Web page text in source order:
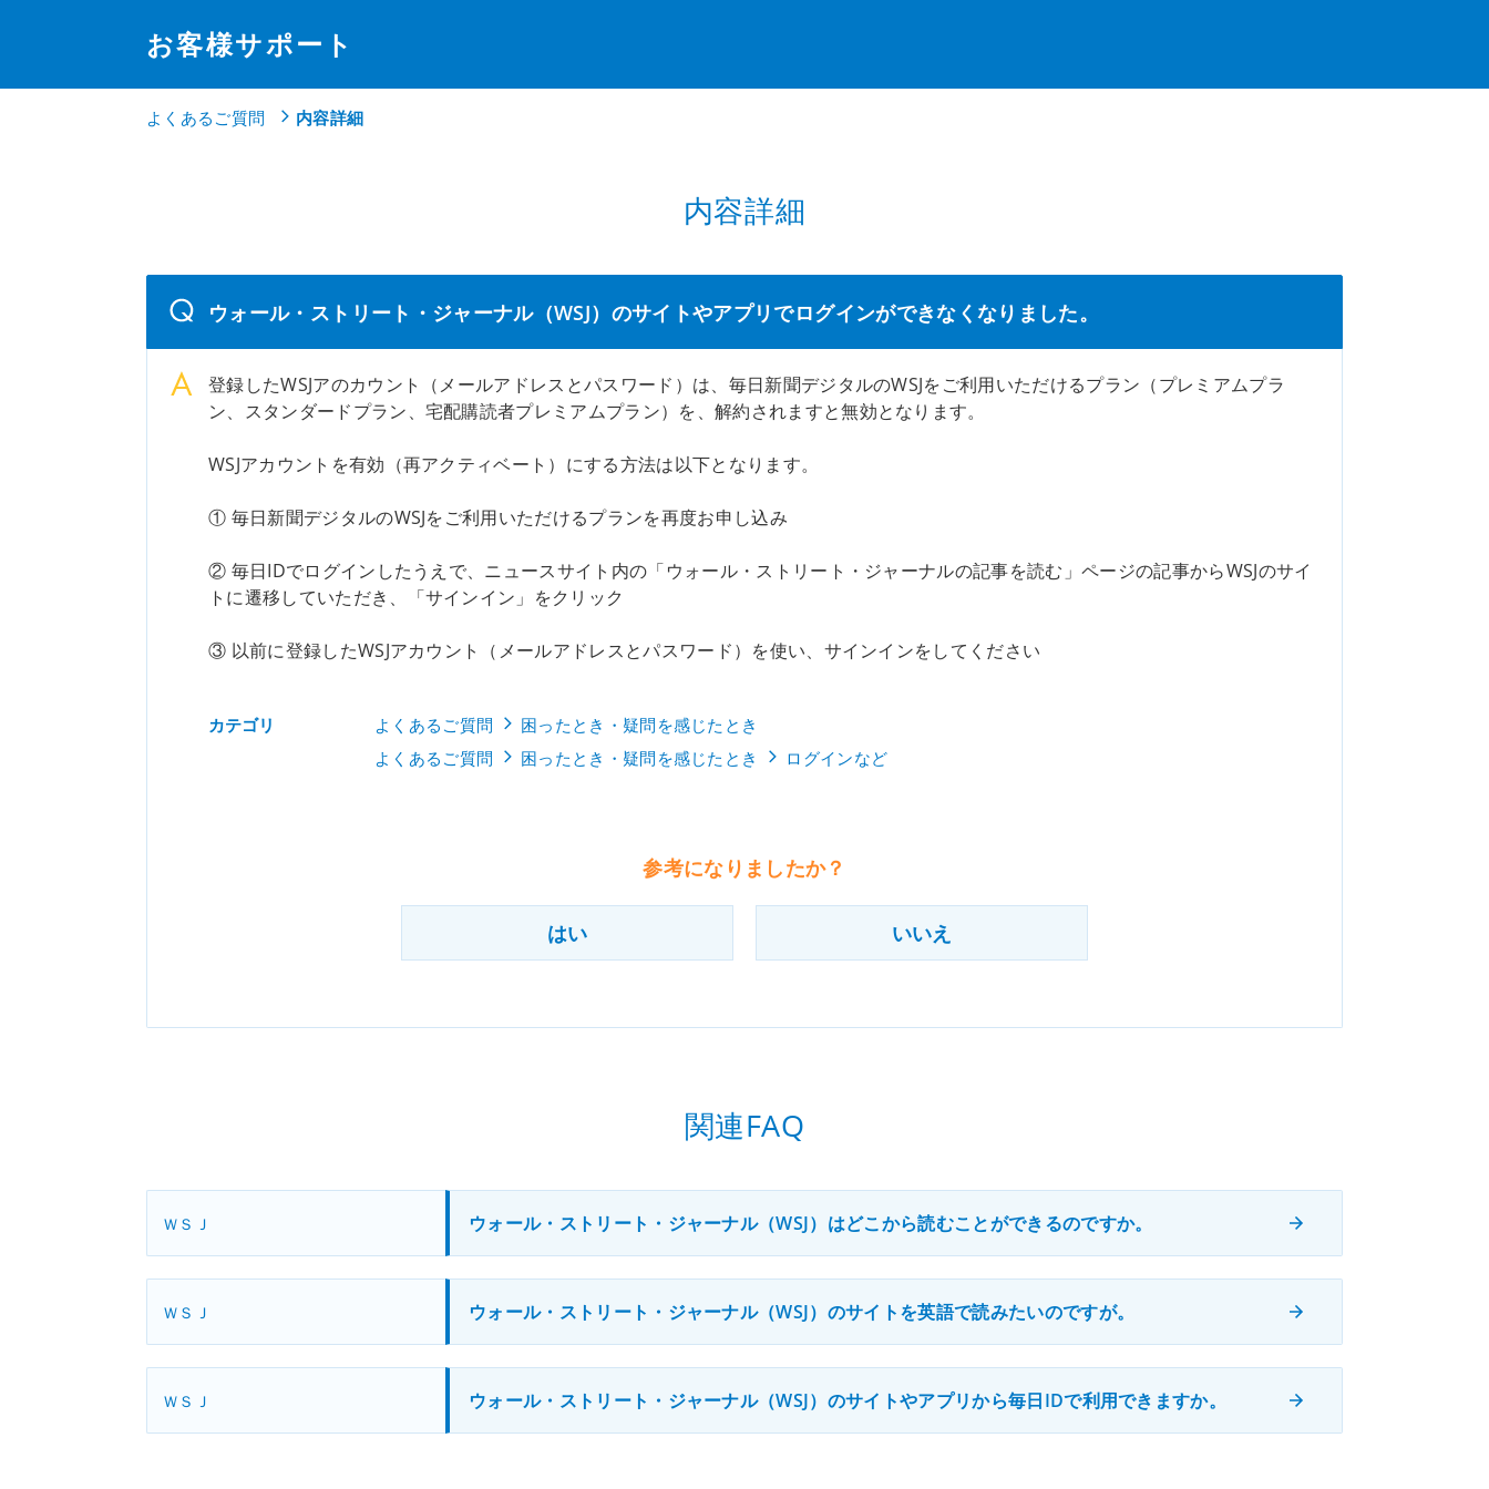
お客様サポート
よくあるご質問 内容詳細
内容詳細
ウォール・ストリート・ジャーナル（WSJ）のサイトやアプリでログインができなくなりました。
登録したWSJアのカウント（メールアドレスとパスワード）は、毎日新聞デジタルのWSJをご利用いただけるプラン（プレミアムプラ
ン、スタンダードプラン、宅配購読者プレミアムプラン）を、解約されますと無効となります。​
WSJアカウントを有効（再アクティベート）にする方法は以下となります。​
① 毎日新聞デジタルのWSJをご利用いただけるプランを再度お申し込み​
② 毎日IDでログインしたうえで、ニュースサイト内の「ウォール・ストリート・ジャーナルの記事を読む」ページの記事からWSJのサイ
トに遷移していただき、「サインイン」をクリック​
③ 以前に登録したWSJアカウント（メールアドレスとパスワード）を使い、サインインをしてください
カテゴリ よくあるご質問
困ったとき・疑問を感じたとき
よくあるご質問
困ったとき・疑問を感じたとき ログインなど
参考になりましたか？
はい いいえ
関連FAQ
ＷＳＪ ウォール・ストリート・ジャーナル（WSJ）はどこから読むことができるのですか。
ＷＳＪ ウォール・ストリート・ジャーナル（WSJ）のサイトを英語で読みたいのですが。
ＷＳＪ ウォール・ストリート・ジャーナル（WSJ）のサイトやアプリから毎日IDで利用できますか。